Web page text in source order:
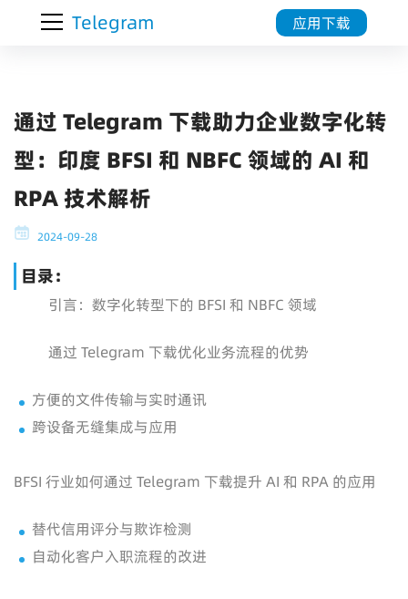
Telegram 应用下载
通过 Telegram 下载助力企业数字化转
型：印度 BFSI 和 NBFC 领域的 AI 和
RPA 技术解析
2024-09-28
目录：
引言：数字化转型下的 BFSI 和 NBFC 领域
通过 Telegram 下载优化业务流程的优势
方便的文件传输与实时通讯
跨设备无缝集成与应用
BFSI 行业如何通过 Telegram 下载提升 AI 和 RPA 的应用
替代信用评分与欺诈检测
自动化客户入职流程的改进